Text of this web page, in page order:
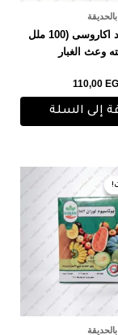
ايفركين مبيد اكاروسى (100 ملل
وعث الغبار
110,00
إلى السلة
50,00
السعر
الحالي
هو:
40,00 EGP.